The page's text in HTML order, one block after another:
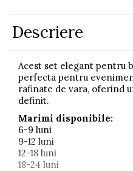
Descriere
Acest set elegant pentru
perfecta pentru
rafinate de vara, oferind
definit.
Marimi disponibile:
6-9 luni
9-12 luni
12-18 luni
18-24 luni